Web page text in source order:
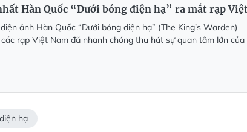
Hàn Quốc “Dưới bóng điện hạ” ra mắt rạp
ảnh Hàn Quốc “Dưới bóng điện hạ” (The King’s Warden)
rạp Việt Nam đã nhanh chóng thu hút sự quan tâm lớn của
hạ